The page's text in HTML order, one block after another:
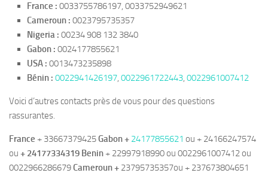
France : 0033755786197, 0033752949621
Cameroun : 0023795735357
Nigeria : 00234 908 132 3840
Gabon : 0024177855621
USA : 0013473235898
Bénin : 0022941426197, 0022961722443, 0022961007412
Voici d’autres contacts près de vous pour des questions
rassurantes.
France + 33667379425Gabon + 24177855621 ou + 24166247574
ou + 24177334319 Benin + 22997918990 ou 0022961007412 ou
0022966286679Cameroun + 23795735357ou + 237673804651